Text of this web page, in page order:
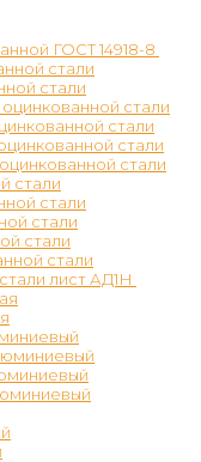
ГОСТ 14918-8
стали
стали
стали
стали
стали
стали
стали
стали
стали
стали
стали
лист АД1Н